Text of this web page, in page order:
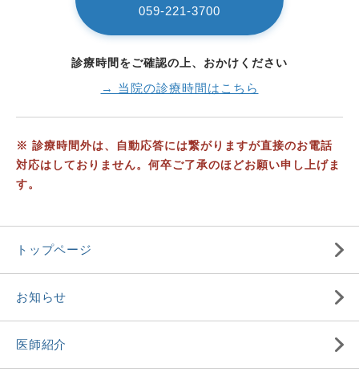
059-221-3700
診療時間をご確認の上、おかけください
→ 当院の診療時間はこちら
※ 診療時間外は、自動応答には繋がりますが直接のお電話
対応はしておりません。何卒ご了承のほどお願い申し上げま
す。
トップページ
お知らせ
医師紹介